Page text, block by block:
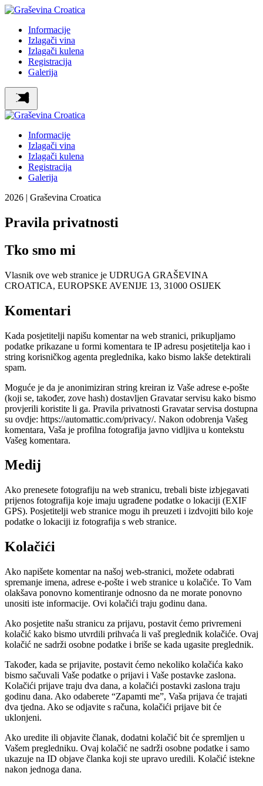
Informacije
Izlagači vina
Izlagači kulena
Registracija
Galerija
Informacije
Izlagači vina
Izlagači kulena
Registracija
Galerija
2026 | Graševina Croatica
Pravila privatnosti
Tko smo mi
Vlasnik ove web stranice je UDRUGA GRAŠEVINA
CROATICA, EUROPSKE AVENIJE 13, 31000 OSIJEK
Komentari
Kada posjetitelji napišu komentar na web stranici, prikupljamo
podatke prikazane u formi komentara te IP adresu posjetitelja kao i
string korisničkog agenta preglednika, kako bismo lakše detektirali
spam.
Moguće je da je anonimiziran string kreiran iz Vaše adrese e-pošte
(koji se, također, zove hash) dostavljen Gravatar servisu kako bismo
provjerili koristite li ga. Pravila privatnosti Gravatar servisa dostupna
su ovdje: https://automattic.com/privacy/. Nakon odobrenja Vašeg
komentara, Vaša je profilna fotografija javno vidljiva u kontekstu
Vašeg komentara.
Medij
Ako prenesete fotografiju na web stranicu, trebali biste izbjegavati
prijenos fotografija koje imaju ugrađene podatke o lokaciji (EXIF
GPS). Posjetitelji web stranice mogu ih preuzeti i izdvojiti bilo koje
podatke o lokaciji iz fotografija s web stranice.
Kolačići
Ako napišete komentar na našoj web-stranici, možete odabrati
spremanje imena, adrese e-pošte i web stranice u kolačiće. To Vam
olakšava ponovno komentiranje odnosno da ne morate ponovno
unositi iste informacije. Ovi kolačići traju godinu dana.
Ako posjetite našu stranicu za prijavu, postavit ćemo privremeni
kolačić kako bismo utvrdili prihvaća li vaš preglednik kolačiće. Ovaj
kolačić ne sadrži osobne podatke i briše se kada ugasite preglednik.
Također, kada se prijavite, postavit ćemo nekoliko kolačića kako
bismo sačuvali Vaše podatke o prijavi i Vaše postavke zaslona.
Kolačići prijave traju dva dana, a kolačići postavki zaslona traju
godinu dana. Ako odaberete “Zapamti me”, Vaša prijava će trajati
dva tjedna. Ako se odjavite s računa, kolačići prijave bit će
uklonjeni.
Ako uredite ili objavite članak, dodatni kolačić bit će spremljen u
Vašem pregledniku. Ovaj kolačić ne sadrži osobne podatke i samo
ukazuje na ID objave članka koji ste upravo uredili. Kolačić istekne
nakon jednoga dana.